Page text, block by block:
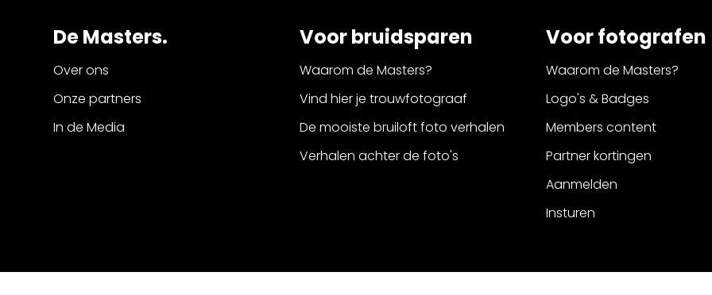
De Masters.
Over ons
Onze partners
In de Media
Voor bruidsparen
Waarom de Masters?
Vind hier je trouwfotograaf
De mooiste bruiloft foto verhalen
Verhalen achter de foto's
Voor fotografen
Waarom de Masters?
Logo's & Badges
Members content
Partner kortingen
Aanmelden
Insturen